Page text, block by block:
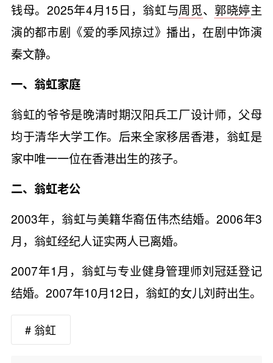
钱母。2025年4月15日，翁虹与周觅、郭晓婷主
演的都市剧《爱的季风掠过》播出，在剧中饰演
秦文静。
一、翁虹家庭
翁虹的爷爷是晚清时期汉阳兵工厂设计师，父母
均于清华大学工作。后来全家移居香港，翁虹是
家中唯一一位在香港出生的孩子。
二、翁虹老公
2003年，翁虹与美籍华裔伍伟杰结婚。2006年3
月，翁虹经纪人证实两人已离婚。
2007年1月，翁虹与专业健身管理师刘冠廷登记
结婚。2007年10月12日，翁虹的女儿刘莳出生。
# 翁虹